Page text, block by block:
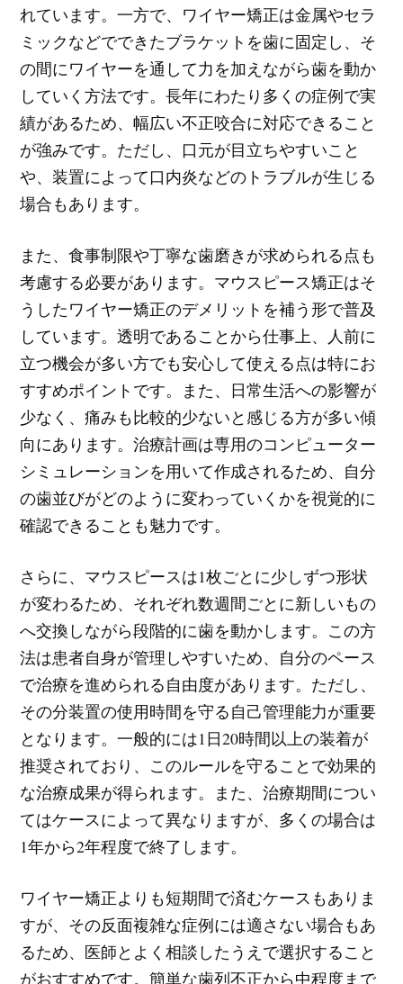
れています。一方で、ワイヤー矯正は金属やセラ
ミックなどでできたブラケットを歯に固定し、そ
の間にワイヤーを通して力を加えながら歯を動か
していく方法です。長年にわたり多くの症例で実
績があるため、幅広い不正咬合に対応できること
が強みです。ただし、口元が目立ちやすいこと
や、装置によって口内炎などのトラブルが生じる
場合もあります。
また、食事制限や丁寧な歯磨きが求められる点も
考慮する必要があります。マウスピース矯正はそ
うしたワイヤー矯正のデメリットを補う形で普及
しています。透明であることから仕事上、人前に
立つ機会が多い方でも安心して使える点は特にお
すすめポイントです。また、日常生活への影響が
少なく、痛みも比較的少ないと感じる方が多い傾
向にあります。治療計画は専用のコンピューター
シミュレーションを用いて作成されるため、自分
の歯並びがどのように変わっていくかを視覚的に
確認できることも魅力です。
さらに、マウスピースは1枚ごとに少しずつ形状
が変わるため、それぞれ数週間ごとに新しいもの
へ交換しながら段階的に歯を動かします。この方
法は患者自身が管理しやすいため、自分のペース
で治療を進められる自由度があります。ただし、
その分装置の使用時間を守る自己管理能力が重要
となります。一般的には1日20時間以上の装着が
推奨されており、このルールを守ることで効果的
な治療成果が得られます。また、治療期間につい
てはケースによって異なりますが、多くの場合は
1年から2年程度で終了します。
ワイヤー矯正よりも短期間で済むケースもありま
すが、その反面複雑な症例には適さない場合もあ
るため、医師とよく相談したうえで選択すること
がおすすめです。簡単な歯列不正から中程度まで